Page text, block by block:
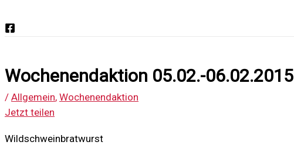
Wochenendaktion 05.02.-06.02.2015
/ Allgemein, Wochenendaktion
Jetzt teilen
Wildschweinbratwurst